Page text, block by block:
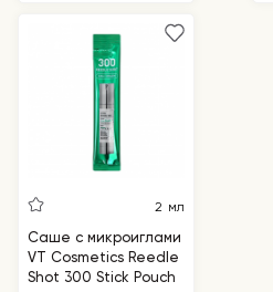
2 мл
Саше с микроиглами
VT Cosmetics Reedle
Shot 300 Stick Pouch